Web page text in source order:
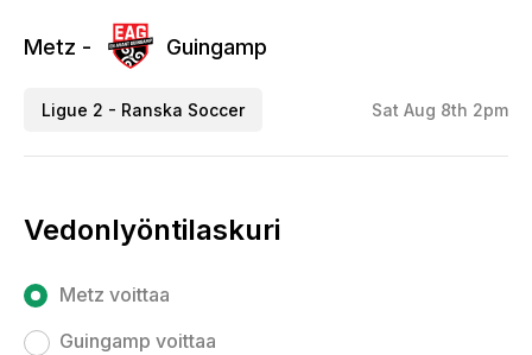
Metz - Guingamp
Ligue 2 - Ranska Soccer Sat Aug 8th 2pm
Vedonlyöntilaskuri
Metz voittaa
Guingamp voittaa